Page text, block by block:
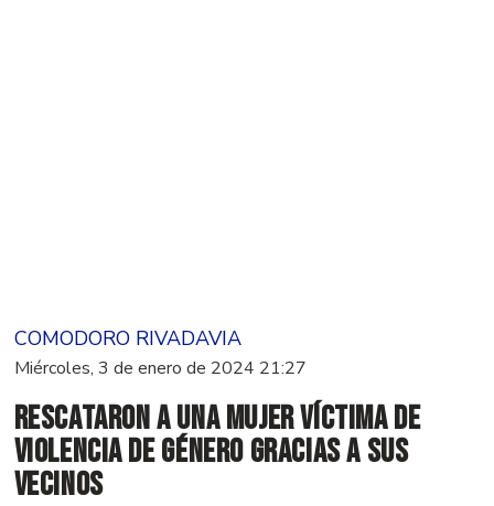
COMODORO RIVADAVIA
Miércoles, 3 de enero de 2024 21:27
Rescataron a una mujer víctima de
violencia de género gracias a sus
vecinos